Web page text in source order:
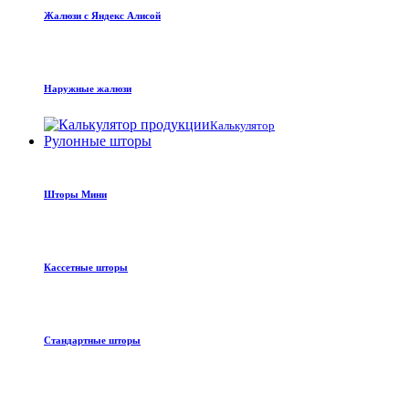
Жалюзи с Яндекс Алисой
Наружные жалюзи
Калькулятор
Рулонные шторы
Шторы Мини
Кассетные шторы
Стандартные шторы